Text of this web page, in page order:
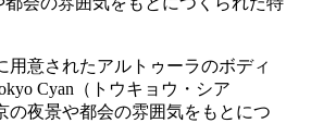
用意されたアルトゥーラのボディ
Cyan（トウキョウ・シア
の夜景や都会の雰囲気をもとにつ